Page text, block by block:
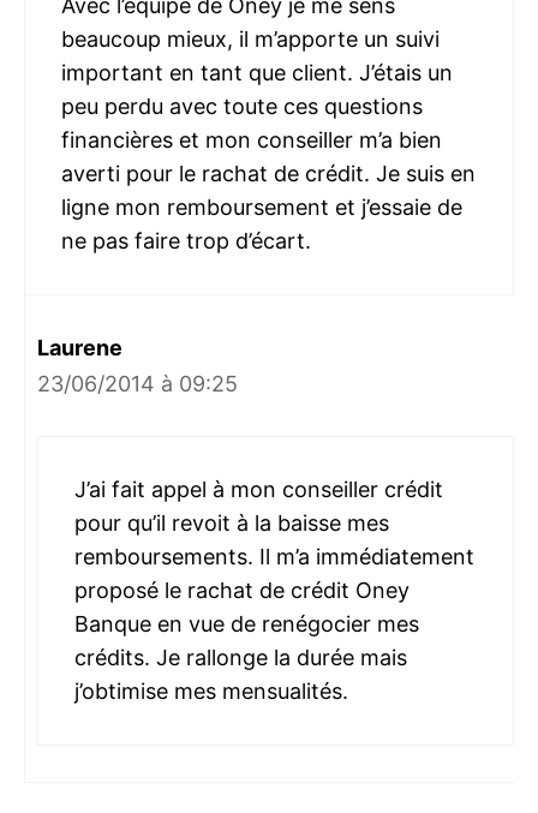
Avec l’équipe de Oney je me sens
beaucoup mieux, il m’apporte un suivi
important en tant que client. J’étais un
peu perdu avec toute ces questions
financières et mon conseiller m’a bien
averti pour le rachat de crédit. Je suis en
ligne mon remboursement et j’essaie de
ne pas faire trop d’écart.
Laurene
23/06/2014 à 09:25
J’ai fait appel à mon conseiller crédit
pour qu’il revoit à la baisse mes
remboursements. Il m’a immédiatement
proposé le rachat de crédit Oney
Banque en vue de renégocier mes
crédits. Je rallonge la durée mais
j’obtimise mes mensualités.